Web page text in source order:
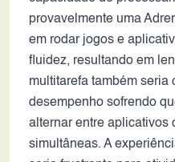
provavelmente uma
em rodar jogos e
fluidez, resultando em
multitarefa também seria
desempenho sofrendo
alternar entre aplicativos
simultâneas. A